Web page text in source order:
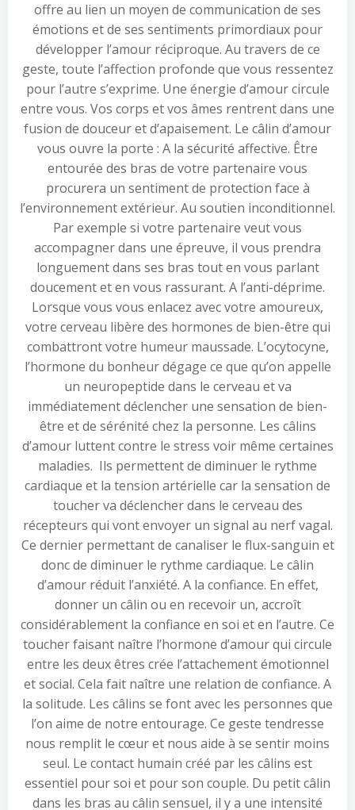
offre au lien un moyen de communication de ses
émotions et de ses sentiments primordiaux pour
développer l’amour réciproque. Au travers de ce
geste, toute l’affection profonde que vous ressentez
pour l’autre s’exprime. Une énergie d’amour circule
entre vous. Vos corps et vos âmes rentrent dans une
fusion de douceur et d’apaisement. Le câlin d’amour
vous ouvre la porte : A la sécurité affective. Être
entourée des bras de votre partenaire vous
procurera un sentiment de protection face à
l’environnement extérieur. Au soutien inconditionnel.
Par exemple si votre partenaire veut vous
accompagner dans une épreuve, il vous prendra
longuement dans ses bras tout en vous parlant
doucement et en vous rassurant. A l’anti-déprime.
Lorsque vous vous enlacez avec votre amoureux,
votre cerveau libère des hormones de bien-être qui
combattront votre humeur maussade. L’ocytocyne,
l’hormone du bonheur dégage ce que qu’on appelle
un neuropeptide dans le cerveau et va
immédiatement déclencher une sensation de bien-
être et de sérénité chez la personne. Les câlins
d’amour luttent contre le stress voir même certaines
maladies. Ils permettent de diminuer le rythme
cardiaque et la tension artérielle car la sensation de
toucher va déclencher dans le cerveau des
récepteurs qui vont envoyer un signal au nerf vagal.
Ce dernier permettant de canaliser le flux-sanguin et
donc de diminuer le rythme cardiaque. Le câlin
d’amour réduit l’anxiété. A la confiance. En effet,
donner un câlin ou en recevoir un, accroît
considérablement la confiance en soi et en l’autre. Ce
toucher faisant naître l’hormone d’amour qui circule
entre les deux êtres crée l’attachement émotionnel
et social. Cela fait naître une relation de confiance. A
la solitude. Les câlins se font avec les personnes que
l’on aime de notre entourage. Ce geste tendresse
nous remplit le cœur et nous aide à se sentir moins
seul. Le contact humain créé par les câlins est
essentiel pour soi et pour son couple. Du petit câlin
dans les bras au câlin sensuel, il y a une intensité